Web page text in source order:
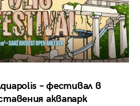
– фестивал в
аквапарк